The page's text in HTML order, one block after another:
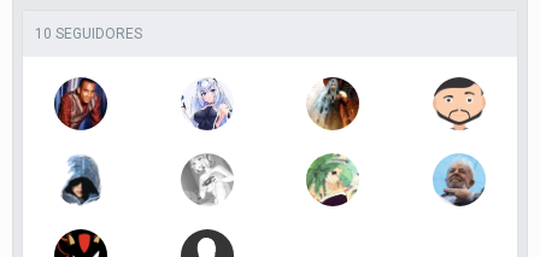
10 SEGUIDORES